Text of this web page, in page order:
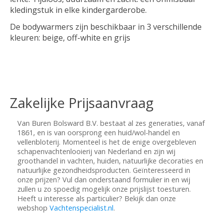
kledingstuk in elke kindergarderobe.
De bodywarmers zijn beschikbaar in 3 verschillende
kleuren: beige, off-white en grijs
Zakelijke Prijsaanvraag
Van Buren Bolsward B.V. bestaat al zes generaties, vanaf
1861, en is van oorsprong een huid/wol-handel en
vellenbloterij. Momenteel is het de enige overgebleven
schapenvachtenlooierij van Nederland en zijn wij
groothandel in vachten, huiden, natuurlijke decoraties en
natuurlijke gezondheidsproducten. Geïnteresseerd in
onze prijzen? Vul dan onderstaand formulier in en wij
zullen u zo spoedig mogelijk onze prijslijst toesturen.
Heeft u interesse als particulier? Bekijk dan onze
webshop Vachtenspecialist.nl.